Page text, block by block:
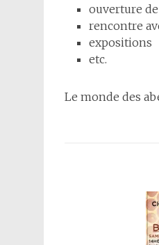
ouverture
rencontre
expositions
etc.
Le monde des